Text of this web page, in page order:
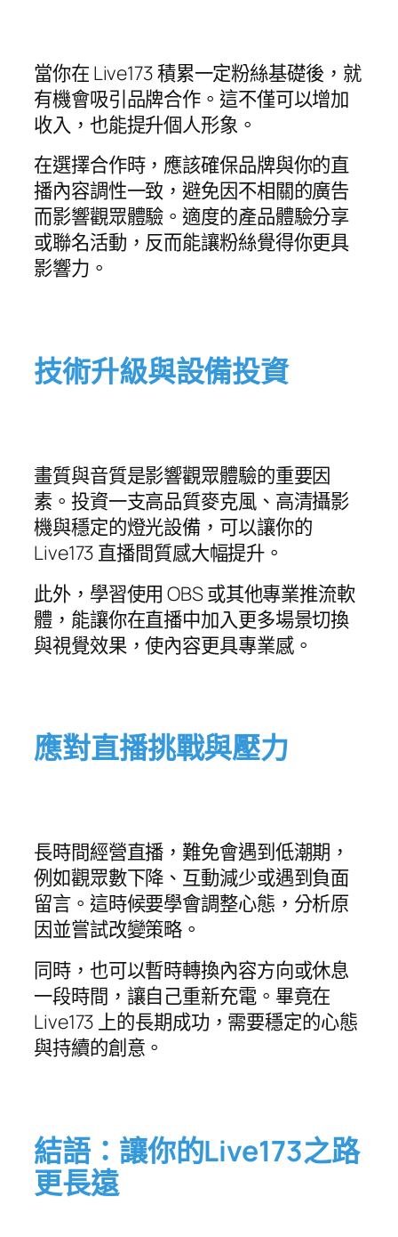
當你在 Live173 積累一定粉絲基礎後，就
有機會吸引品牌合作。這不僅可以增加
收入，也能提升個人形象。
在選擇合作時，應該確保品牌與你的直
播內容調性一致，避免因不相關的廣告
而影響觀眾體驗。適度的產品體驗分享
或聯名活動，反而能讓粉絲覺得你更具
影響力。
技術升級與設備投資
畫質與音質是影響觀眾體驗的重要因
素。投資一支高品質麥克風、高清攝影
機與穩定的燈光設備，可以讓你的
Live173 直播間質感大幅提升。
此外，學習使用 OBS 或其他專業推流軟
體，能讓你在直播中加入更多場景切換
與視覺效果，使內容更具專業感。
應對直播挑戰與壓力
長時間經營直播，難免會遇到低潮期，
例如觀眾數下降、互動減少或遇到負面
留言。這時候要學會調整心態，分析原
因並嘗試改變策略。
同時，也可以暫時轉換內容方向或休息
一段時間，讓自己重新充電。畢竟在
Live173 上的長期成功，需要穩定的心態
與持續的創意。
結語：讓你的Live173之路
更長遠